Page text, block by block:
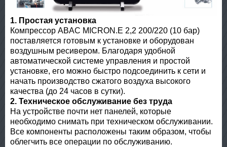
1. Простая установка
Компрессор ABAC MICRON.E 2,2 200/220 (10 бар)
поставляется готовым к установке и оборудован
воздушным ресивером. Благодаря удобной
автоматической системе управления и простой
установке, его можно быстро подсоединить к сети и
начать производство сжатого воздуха высокого
качества (до 24 часов в сутки).
2. Техническое обслуживание без труда
На устройстве почти нет панелей, которые
необходимо снимать при техническом обслуживании.
Все компоненты расположены таким образом, чтобы
облегчить все операции по обслуживанию.